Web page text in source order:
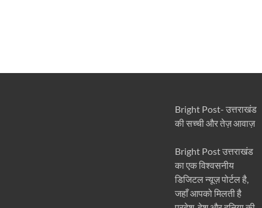
Bright Post- उत्तराखंड
की सच्ची और तेज़ आवाज़
Bright Post उत्तराखंड
का एक विश्वसनीय
डिजिटल न्यूज़ पोर्टल है,
जहाँ आपको मिलती है